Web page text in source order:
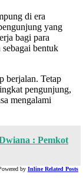
di era
yang
bagi para
bentuk
berjalan. Tetap
pengunjung,
mengalami
: Pemkot
by Inline Related Posts